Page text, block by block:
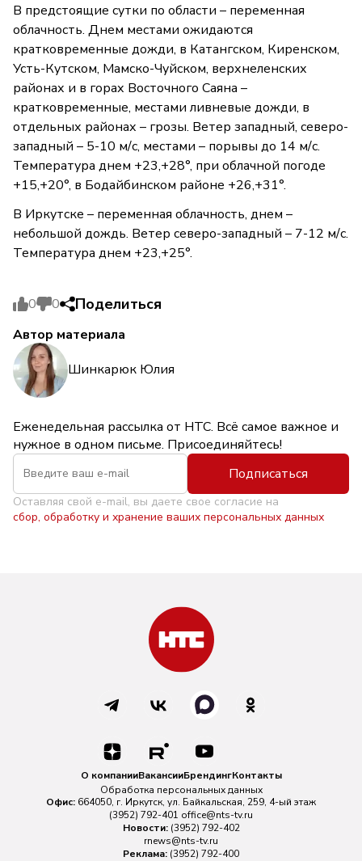
В предстоящие сутки по области – переменная
облачность. Днем местами ожидаются
кратковременные дожди, в Катангском, Киренском,
Усть-Кутском, Мамско-Чуйском, верхнеленских
районах и в горах Восточного Саяна –
кратковременные, местами ливневые дожди, в
отдельных районах – грозы. Ветер западный, северо-
западный – 5-10 м/с, местами – порывы до 14 м/с.
Температура днем +23,+28°, при облачной погоде
+15,+20°, в Бодайбинском районе +26,+31°.
В Иркутске – переменная облачность, днем –
небольшой дождь. Ветер северо-западный – 7-12 м/с.
Температура днем +23,+25°.
0 0 Поделиться
Автор материала
Шинкарюк Юлия
Еженедельная рассылка от НТС. Всё самое важное и
нужное в одном письме. Присоединяйтесь!
Подписаться
Оставляя свой e-mail, вы даете свое согласие на
сбор, обработку и хранение ваших персональных данных
О компанииВакансииБрендингКонтакты
Обработка персональных данных
Офис: 664050, г. Иркутск, ул. Байкальская, 259, 4-ый этаж
(3952) 792-401 office@nts-tv.ru
Новости: (3952) 792-402
rnews@nts-tv.ru
Реклама: (3952) 792-400